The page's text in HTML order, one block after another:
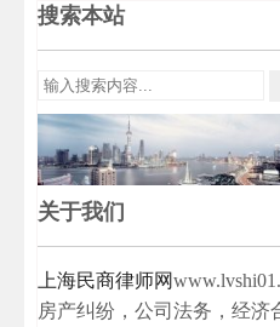
搜索本站
关于我们
上海民商律师网
房产纠纷，公司法务，经